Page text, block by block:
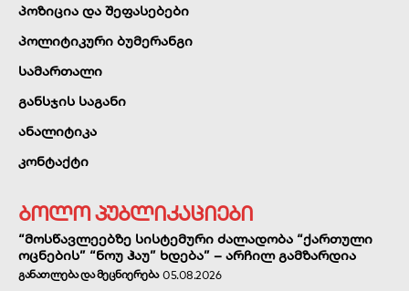
პოზიცია და შეფასებები
პოლიტიკური ბუმერანგი
სამართალი
განსჯის საგანი
ანალიტიკა
კონტაქტი
ბოლო პუბლიკაციები
“მოსწავლეებზე სისტემური ძალადობა “ქართული
ოცნების” “ნოუ ჰაუ” ხდება” – არჩილ გამზარდია
ᲒᲐᲜᲐᲗᲚᲔᲑᲐ ᲓᲐ ᲛᲔᲪᲜᲘᲔᲠᲔᲑᲐ 05.08.2026